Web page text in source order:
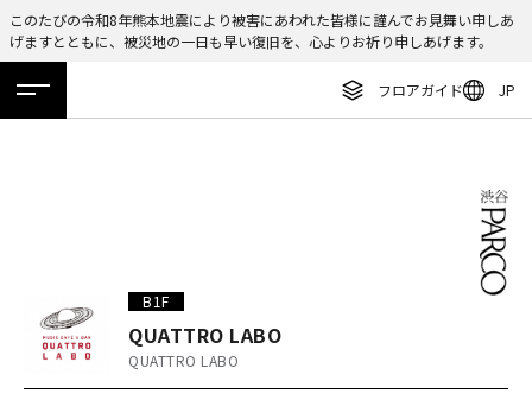
このたびの令和8年熊本地震により被害にあわれた皆様に謹んでお見舞い申しあ
げますとともに、被災地の一日も早い復旧を、心よりお祈り申しあげます。
フロアガイド JP
ホーム 特集 ニュース イベント アクセス
ニュース
ENGLISH
繁体字
日本語
B1F
QUATTRO LABO
QUATTRO LABO